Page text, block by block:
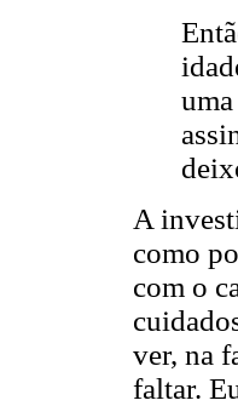
A
como
com o
ver, na
faltar.